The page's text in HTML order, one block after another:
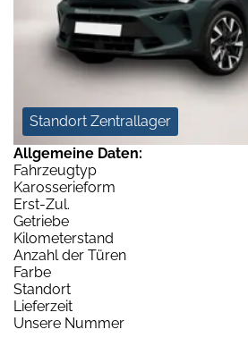
Standort Zentrallager
Allgemeine Daten:
Fahrzeugtyp
Karosserieform
Erst-Zul.
Getriebe
Kilometerstand
Anzahl der Türen
Farbe
Standort
Lieferzeit
Unsere Nummer